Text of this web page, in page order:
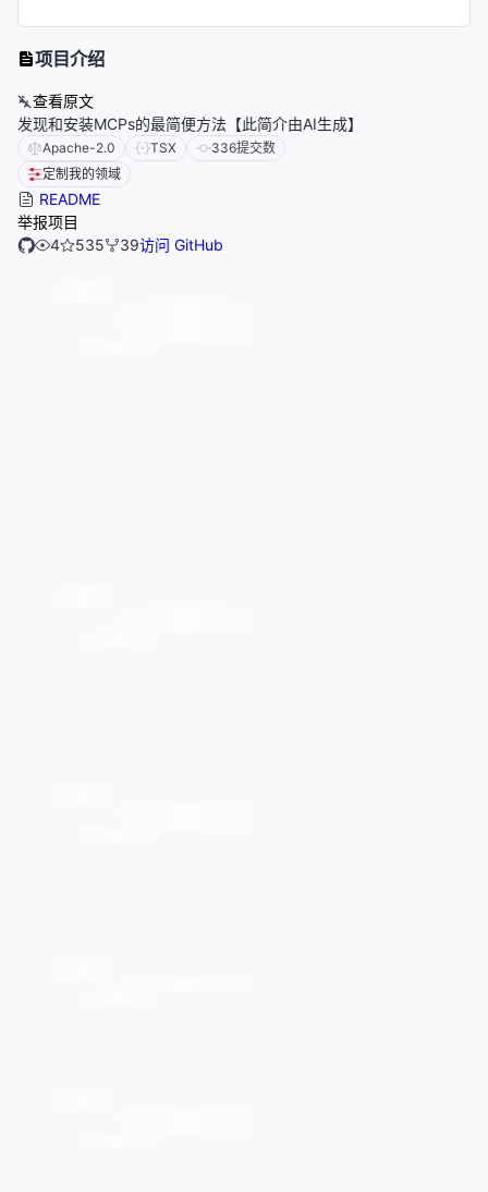
项目介绍
查看原文
发现和安装MCPs的最简便方法【此简介由AI生成】
Apache-2.0 TSX 336提交数
定制我的领域
README
举报项目
4
535 39访问 GitHub